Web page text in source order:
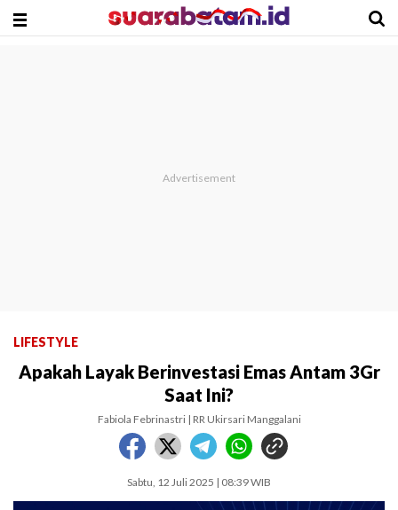
LIFESTYLE
Apakah Layak Berinvestasi Emas Antam 3Gr
Saat Ini?
Fabiola Febrinastri | RR Ukirsari Manggalani
Sabtu, 12 Juli 2025 | 08:39 WIB